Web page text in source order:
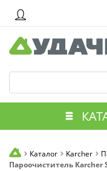
Каталог Karcher
Пароочиститель Karcher